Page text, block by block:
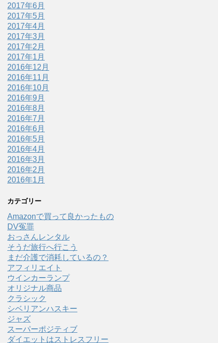
2017年6月
2017年5月
2017年4月
2017年3月
2017年2月
2017年1月
2016年12月
2016年11月
2016年10月
2016年9月
2016年8月
2016年7月
2016年6月
2016年5月
2016年4月
2016年3月
2016年2月
2016年1月
カテゴリー
Amazonで買って良かったもの
DV冤罪
おっさんレンタル
そうだ旅行へ行こう
まだ介護で消耗しているの？
アフィリエイト
ウインカーランプ
オリジナル商品
クラシック
シベリアンハスキー
ジャズ
スーパーポジティブ
ダイエットはストレスフリー